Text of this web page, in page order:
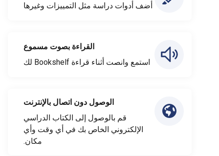
أضف أدوات دراسة مثل التمييزات وغيرها
القراءة بصوت مسموع
استمع وانصت أثناء قراءة Bookshelf لك
الوصول دون اتصال بالإنترنت
قم بالوصول إلى الكتاب الدراسي
الإلكتروني الخاص بك في أي وقت وأي
مكان.